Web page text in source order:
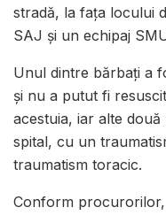
stradă, la faţa locului
SAJ şi un echipaj
Unul dintre bărbaţi a
şi nu a putut fi
acestuia, iar alte
spital, cu un
traumatism toracic.
Conform